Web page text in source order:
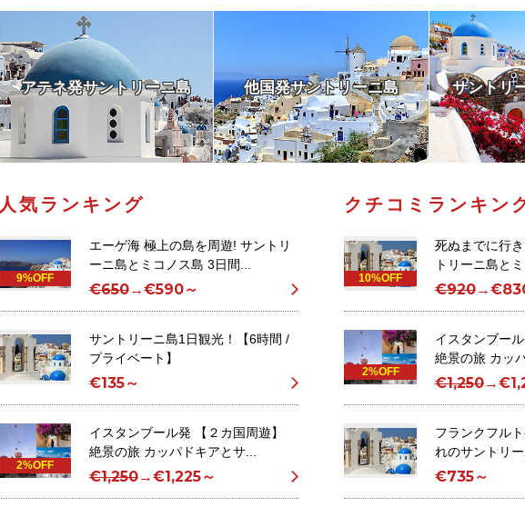
アテネ発サントリーニ島 他国発サントリーニ島 サントリ
人気ランキング
9%OFF
エーゲ海 極上の島を周遊! サントリ
ーニ島とミコノス島 3日間...
€650→€590～
サントリーニ島1日観光！【6時間 /
プライベート】
€135～
2%OFF
イスタンブール発 【２カ国周遊】
絶景の旅 カッパドキアとサ...
€1,250→€1,225～
クチコミランキン
10%OFF
死ぬまでに行
トリーニ島と
€920→
2%OFF
イスタンブー
絶景の旅 カッ
€1,250→
フランクフル
れのサントリ
€735～